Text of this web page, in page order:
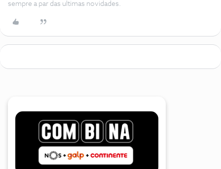
sempre a par das ultimas novidades.